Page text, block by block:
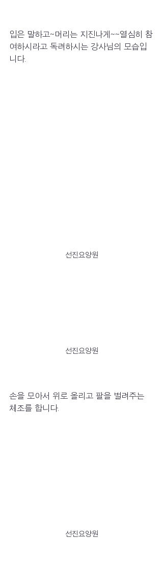
입은 말하고~머리는 지진나게~~열심히 참
여하시라고 독려하시는 강사님의 모습입
니다.
선진요양원
선진요양원
손을 모아서 위로 올리고 팔을 벌려주는
체조를 합니다.
선진요양원